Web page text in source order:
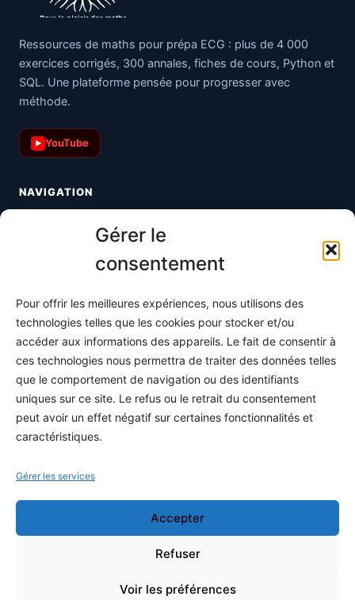
Gérer le
consentement
Pour offrir les meilleures expériences, nous utilisons des
technologies telles que les cookies pour stocker et/ou
accéder aux informations des appareils. Le fait de consentir à
ces technologies nous permettra de traiter des données telles
que le comportement de navigation ou des identifiants
uniques sur ce site. Le refus ou le retrait du consentement
peut avoir un effet négatif sur certaines fonctionnalités et
caractéristiques.
Gérer les services
Accepter
Refuser
Voir les préférences
Ressources de maths pour prépa ECG : plus de 4 000
exercices corrigés, 300 annales, fiches de cours, Python et
SQL. Une plateforme pensée pour progresser avec
méthode.
▶ YouTube
NAVIGATION
Toutes les maths
S'abonner
À propos
Contact / Support
Mes publications
INFORMATIONS LÉGALES
Conditions générales de vente